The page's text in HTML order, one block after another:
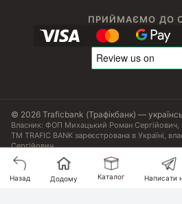
ПРИЙМАЄМО ДО
© 2026 Traficbank (Трафікбанк) —
Власник: ФОП Михацький Роман
ТМ TRAFIC BANK зареєстрована в Україні,
Сергійович.
Угода користувача Політика
Налаштування CookiesСертифікати,
Назад Додому Каталог Написати